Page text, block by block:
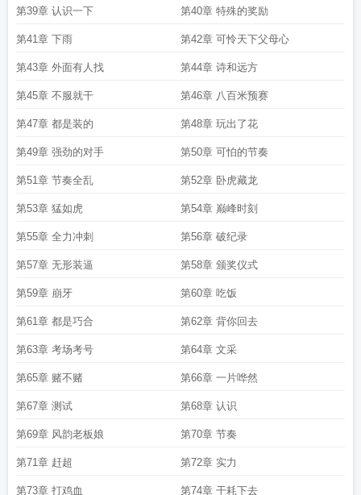
第39章 认识一下 第40章 特殊的奖励
第41章 下雨 第42章 可怜天下父母心
第43章 外面有人找 第44章 诗和远方
第45章 不服就干 第46章 八百米预赛
第47章 都是装的 第48章 玩出了花
第49章 强劲的对手 第50章 可怕的节奏
第51章 节奏全乱 第52章 卧虎藏龙
第53章 猛如虎 第54章 巅峰时刻
第55章 全力冲刺 第56章 破纪录
第57章 无形装逼 第58章 颁奖仪式
第59章 崩牙 第60章 吃饭
第61章 都是巧合 第62章 背你回去
第63章 考场考号 第64章 文采
第65章 赌不赌 第66章 一片哗然
第67章 测试 第68章 认识
第69章 风韵老板娘 第70章 节奏
第71章 赶超 第72章 实力
第73章 打鸡血 第74章 干耗下去